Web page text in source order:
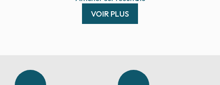
VOIR PLUS